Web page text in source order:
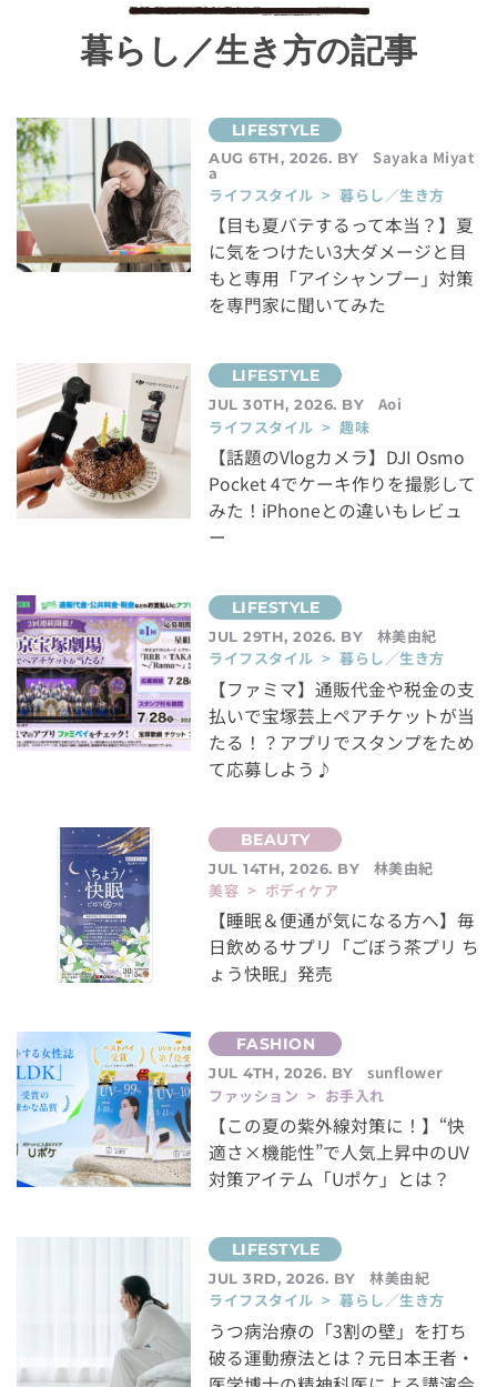
暮らし／生き方の記事
AUG 6TH, 2026. BY Sayaka Miyat
a
ライフスタイル > 暮らし／生き方
【目も夏バテするって本当？】夏
に気をつけたい3大ダメージと目
もと専用「アイシャンプー」対策
を専門家に聞いてみた
JUL 30TH, 2026. BY
Aoi
ライフスタイル > 趣味
【話題のVlogカメラ】DJI Osmo
Pocket 4でケーキ作りを撮影して
みた！iPhoneとの違いもレビュ
ー
JUL 29TH, 2026. BY
林美由紀
ライフスタイル > 暮らし／生き方
【ファミマ】通販代金や税金の支
払いで宝塚芸上ペアチケットが当
たる！？アプリでスタンプをため
て応募しよう♪
JUL 14TH, 2026. BY
林美由紀
美容 > ボディケア
【睡眠＆便通が気になる方へ】毎
日飲めるサプリ「ごぼう茶プリ ち
ょう快眠」発売
JUL 4TH, 2026. BY
sunflower
ファッション > お手入れ
【この夏の紫外線対策に！】“快
適さ×機能性”で人気上昇中のUV
対策アイテム「Uポケ」とは？
JUL 3RD, 2026. BY
林美由紀
ライフスタイル > 暮らし／生き方
うつ病治療の「3割の壁」を打ち
破る運動療法とは？元日本王者・